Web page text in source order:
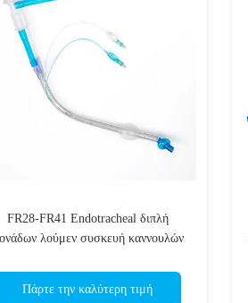
FR28-FR41 Endotracheal διπλή
λούμεν συσκευή καννουλών
Πάρτε την καλύτερη τιμή